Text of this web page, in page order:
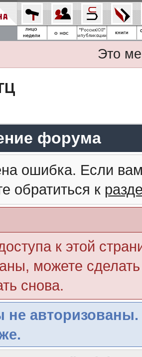
Это
форума
ошибка. Если
обратиться к
к этой
можете
снова.
не авторизованы.